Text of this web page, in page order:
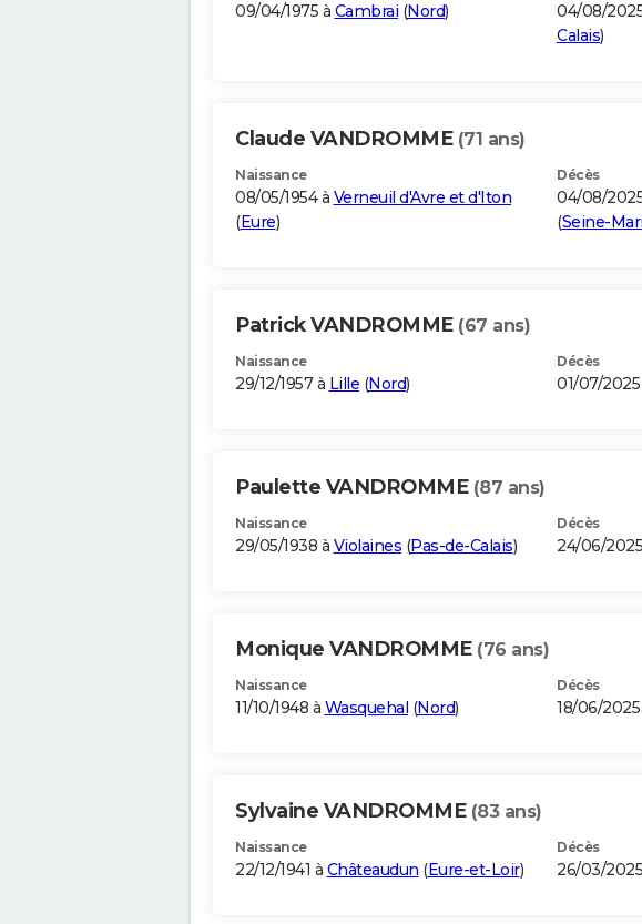
09/04/1975 à Cambrai (Nord) 04/08/
Calais)
Claude VANDROMME (71 ans)
Naissance
08/05/1954 à Verneuil d'Avre et d'Iton
(Eure)
Décès
04/08/
(Seine-
Patrick VANDROMME (67 ans)
Naissance
29/12/1957 à Lille (Nord)
Décès
01/07/2025
Paulette VANDROMME (87 ans)
Naissance
29/05/1938 à Violaines (Pas-de-Calais)
Décès
24/06/
Monique VANDROMME (76 ans)
Naissance
11/10/1948 à Wasquehal (Nord)
Décès
18/06/2025
Sylvaine VANDROMME (83 ans)
Naissance
22/12/1941 à Châteaudun (Eure-et-Loir)
Décès
26/03/